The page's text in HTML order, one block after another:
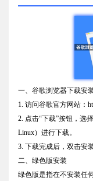
一、谷歌浏览器下载安
1. 访问谷歌官方网站：
2. 点击“下载”按钮，选
Linux）进行下载。
3. 下载完成后，双击安
二、绿色版安装
绿色版是指在不安装任